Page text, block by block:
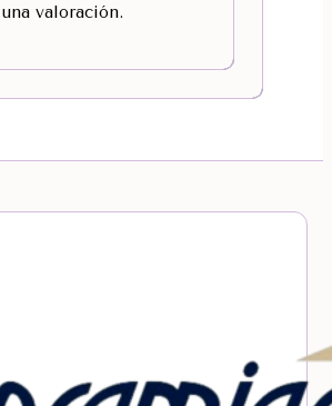
una valoración.